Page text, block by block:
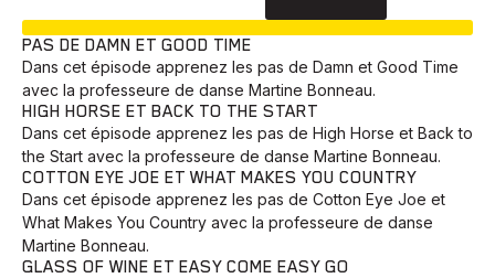
PAS DE DAMN ET GOOD TIME
Dans cet épisode apprenez les pas de Damn et Good Time
avec la professeure de danse Martine Bonneau.
HIGH HORSE ET BACK TO THE START
Dans cet épisode apprenez les pas de High Horse et Back to
the Start avec la professeure de danse Martine Bonneau.
COTTON EYE JOE ET WHAT MAKES YOU COUNTRY
Dans cet épisode apprenez les pas de Cotton Eye Joe et
What Makes You Country avec la professeure de danse
Martine Bonneau.
GLASS OF WINE ET EASY COME EASY GO